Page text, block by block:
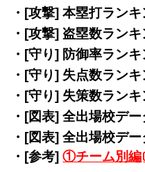
・[攻撃] 本塁打ラン
・[攻撃] 盗塁数ラン
・[守り] 防御率ラン
・[守り] 失点数ラン
・[守り] 失策数ラン
・[図表] 全出場校デ
・[図表] 全出場校デ
・[参考]①チーム別編